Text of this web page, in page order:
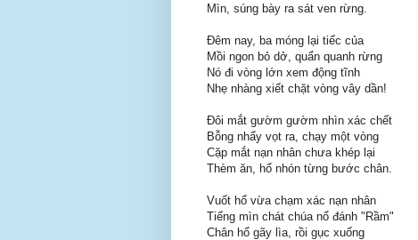
Mìn, súng bày ra sát ven rừng.
Đêm nay, ba móng lại tiếc của
Mồi ngon bỏ dở, quẩn quanh rừng
Nó đi vòng lớn xem động tĩnh
Nhẹ nhàng xiết chặt vòng vây dần!
Đôi mắt gườm gườm nhìn xác chết
Bỗng nhẩy vọt ra, chạy một vòng
Cặp mắt nạn nhân chưa khép lại
Thèm ăn, hổ nhón từng bước chân.
Vuốt hổ vừa chạm xác nạn nhân
Tiếng mìn chát chúa nổ đánh "Rầm"
Chân hổ gãy lìa, rồi gục xuống